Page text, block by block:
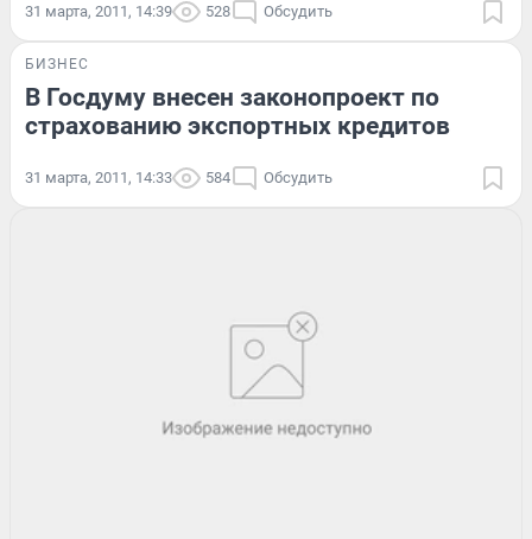
31 марта, 2011, 14:39 528 Обсудить
БИЗНЕС
В Госдуму внесен законопроект по
страхованию экспортных кредитов
31 марта, 2011, 14:33 584 Обсудить